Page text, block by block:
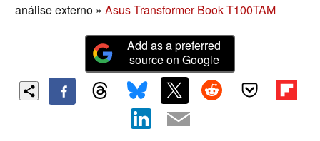
análise externo » Asus Transformer Book T100TAM
Add as a preferred
source on Google